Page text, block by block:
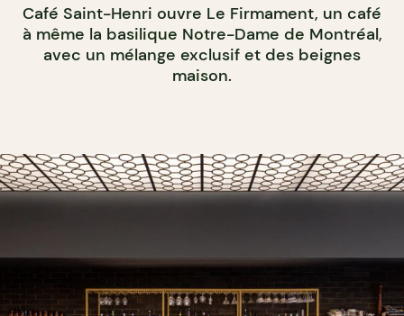
Café Saint-Henri ouvre Le Firmament, un café
à même la basilique Notre-Dame de Montréal,
avec un mélange exclusif et des beignes
maison.